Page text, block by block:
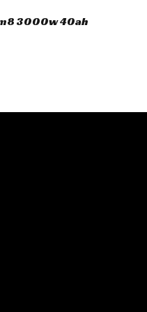
3000w 40ah